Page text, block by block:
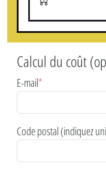
Calcul du coût
E-mail*
Code postal (indiquez